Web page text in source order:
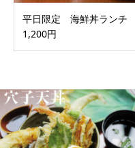
平日限定 海鮮丼ランチ
1,200円